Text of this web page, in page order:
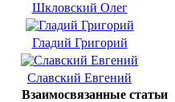
Шкловский Олег
Гладий Григорий
Славский Евгений
Взаимосвязанные статьи